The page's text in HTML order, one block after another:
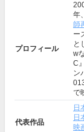
プロフィール
年
師
ー
と
w
C
ン
で
代表作品
日
日
映